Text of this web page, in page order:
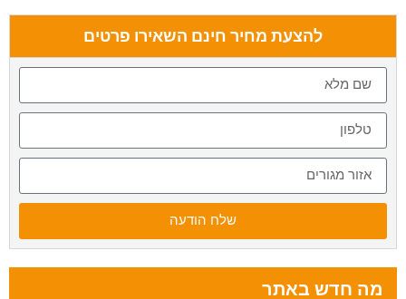
להצעת מחיר חינם השאירו פרטים
שלח הודעה
מה חדש באתר